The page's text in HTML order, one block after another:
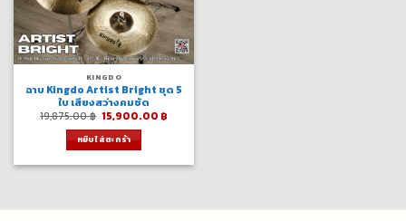
KINGDO
ฉาบ Kingdo Artist Bright ชุด 5
ใบ เสียงสว่างคมชัด
19,875.00฿ Original
price
was:
19,875.00 ฿.
15,900.00 ฿Current
หยิบใส่ตะกร้า